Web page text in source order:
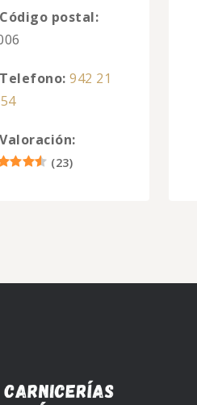
Código postal:
Telefono: 942 21
Valoración:
(23)